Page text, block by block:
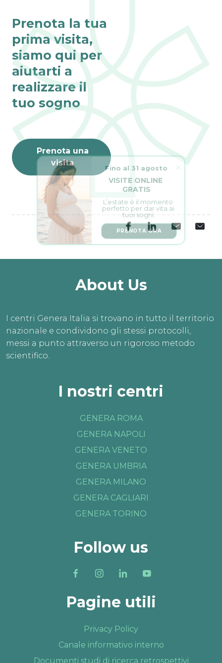
Prenota la tua
prima visita,
siamo qui per
aiutarti a
realizzare il
tuo sogno
Prenota una
visita
About Us
I centri Genera Italia si trovano in tutto il territorio
nazionale e condividono gli stessi protocolli,
messi a punto attraverso un rigoroso metodo
scientifico.
I nostri centri
GENERA ROMA
GENERA NAPOLI
GENERA VENETO
GENERA UMBRIA
GENERA MILANO
GENERA CAGLIARI
GENERA TORINO
Follow us
Pagine utili
Privacy Policy
Canale informativo interno
Documenti studi di ricerca retrospettivi
VISITE ONLINE
GRATIS
L’estate è il momento
perfetto per dar vita ai
tuoi sogni.
PRENOTA ORA
Fino al 31 agosto